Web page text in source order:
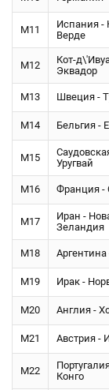
М11
Испания -
Верде
М12
Кот-
Эквадор
М13 Швеция -
М14 Бельгия -
М15
Уругвай
М16 Франция -
М17
Иран -
Зеландия
М18
М19 Ирак -
М20 Англия -
М21 Австрия -
М22
Конго